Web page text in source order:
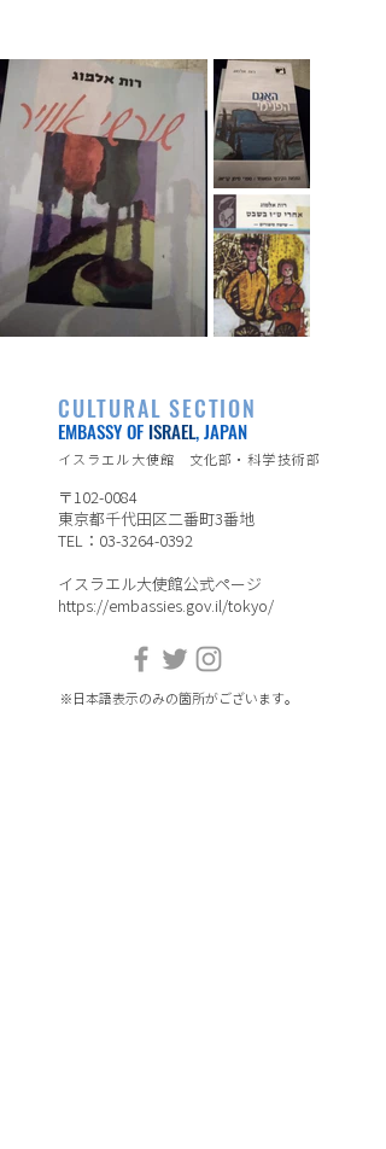
CULTURAL SECTION
EMBASSY OF ISRAEL, JAPAN
イスラエル大使館 文化部・科学技術部
〒102-0084
東京都千代田区二番町3番地
TEL：03-3264-0392
イスラエル大使館公式ページ
https://embassies.gov.il/tokyo/
※日本語表示のみの箇所がございます。